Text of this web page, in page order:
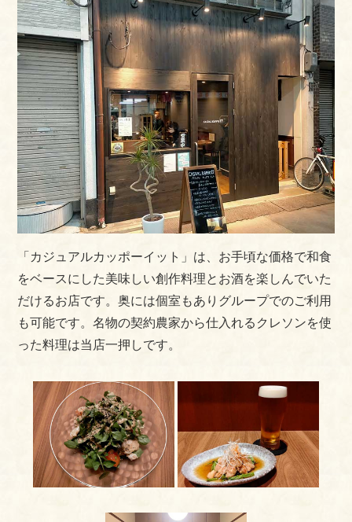
「カジュアルカッポーイット」は、お手頃な価格で和食
をベースにした美味しい創作料理とお酒を楽しんでいた
だけるお店です。奥には個室もありグループでのご利用
も可能です。名物の契約農家から仕入れるクレソンを使
った料理は当店一押しです。